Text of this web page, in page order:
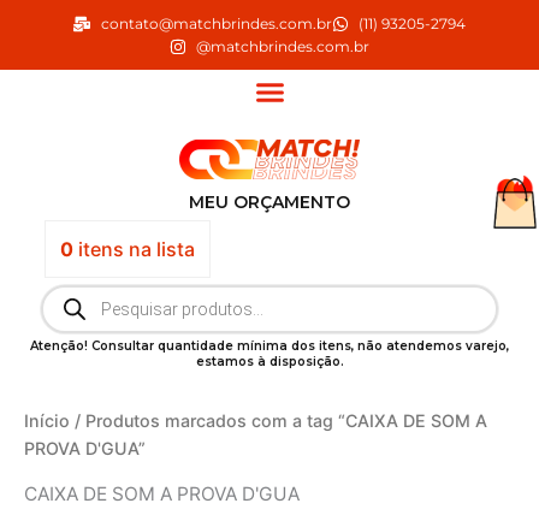
o
contato@matchbrindes.com.br
(11) 93205-2794
@matchbrindes.com.br
MEU ORÇAMENTO
0itens na lista
Pesquisar
produtos
Atenção! Consultar quantidade mínima dos itens, não atendemos varejo,
estamos à disposição.
Início / Produtos marcados com a tag “CAIXA DE SOM A
PROVA D'GUA”
CAIXA DE SOM A PROVA D'GUA